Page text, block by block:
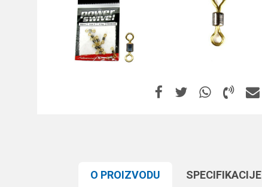
O PROIZVODU SPECIFIKACIJЕ